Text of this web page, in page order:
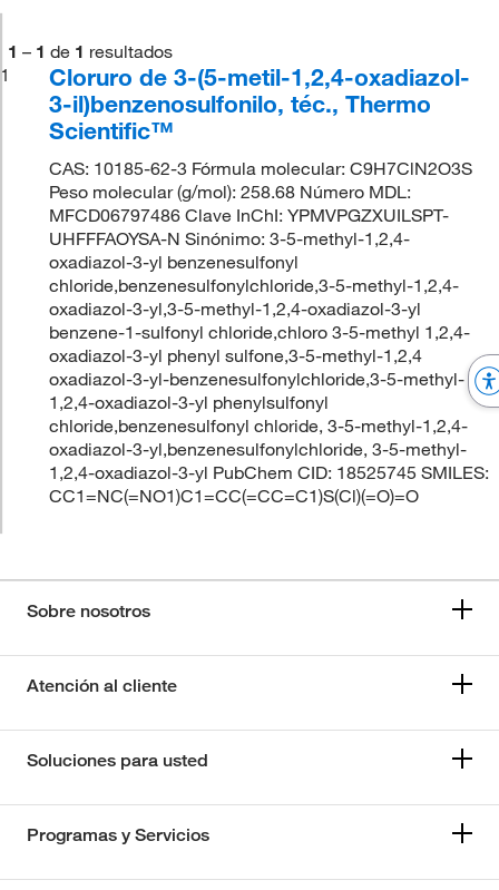
1 – 1 de 1 resultados
1
Cloruro de 3-(5-metil-1,2,4-oxadiazol-
3-il)benzenosulfonilo, téc., Thermo
Scientific™
CAS: 10185-62-3 Fórmula molecular: C9H7ClN2O3S
Peso molecular (g/mol): 258.68 Número MDL:
MFCD06797486 Clave InChI: YPMVPGZXUILSPT-
UHFFFAOYSA-N Sinónimo: 3-5-methyl-1,2,4-
oxadiazol-3-yl benzenesulfonyl
chloride,benzenesulfonylchloride,3-5-methyl-1,2,4-
oxadiazol-3-yl,3-5-methyl-1,2,4-oxadiazol-3-yl
benzene-1-sulfonyl chloride,chloro 3-5-methyl 1,2,4-
oxadiazol-3-yl phenyl sulfone,3-5-methyl-1,2,4
oxadiazol-3-yl-benzenesulfonylchloride,3-5-methyl-
1,2,4-oxadiazol-3-yl phenylsulfonyl
chloride,benzenesulfonyl chloride, 3-5-methyl-1,2,4-
oxadiazol-3-yl,benzenesulfonylchloride, 3-5-methyl-
1,2,4-oxadiazol-3-yl PubChem CID: 18525745 SMILES:
CC1=NC(=NO1)C1=CC(=CC=C1)S(Cl)(=O)=O
Sobre nosotros
Atención al cliente
Soluciones para usted
Programas y Servicios